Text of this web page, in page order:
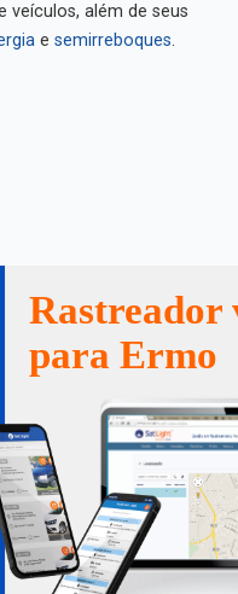
veículos, além de seus
e semirreboques.
Rastreador
para Ermo